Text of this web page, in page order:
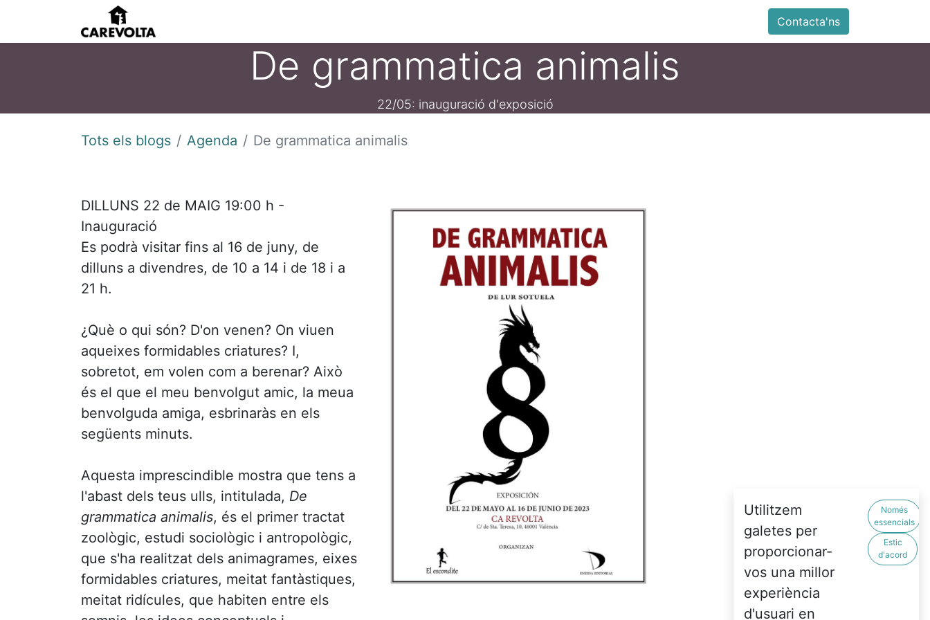
Antiga web Botiga
Contacta'ns
De grammatica animalis
22/05: inauguració d'exposició
Tots els blogs Agenda De grammatica animalis
DILLUNS 22 de MAIG 19:00 h -
Inauguració
Es podrà visitar fins al 16 de juny, de
dilluns a divendres, de 10 a 14 i de 18 i a
21 h.
¿Què o qui són? D'on venen? On viuen
aqueixes formidables criatures? I,
sobretot, em volen com a berenar? Això
és el que el meu benvolgut amic, la meua
benvolguda amiga, esbrinaràs en els
següents minuts.
Aquesta imprescindible mostra que tens a
l'abast dels teus ulls, intitulada, De
grammatica animalis, és el primer tractat
zoològic, estudi sociològic i antropològic,
que s'ha realitzat dels animagrames, eixes
formidables criatures, meitat fantàstiques,
meitat ridícules, que habiten entre els
Utilitzem
galetes per
proporcionar-
vos una millor
experiència
d'usuari en
Només
essencials
Estic
d'acord